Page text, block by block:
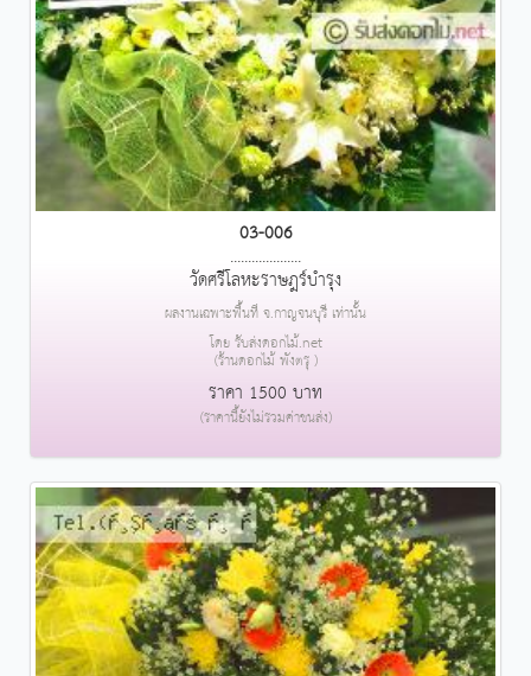
03-006
....................
วัดศรีโลหะราษฎร์บำรุง
ผลงานเฉพาะพื้นที่ จ.กาญจนบุรี เท่านั้น
โดย รับส่งดอกไม้.net
(ร้านดอกไม้ พังตรุ )
ราคา 1500 บาท
(ราคานี้ยังไม่รวมค่าขนส่ง)